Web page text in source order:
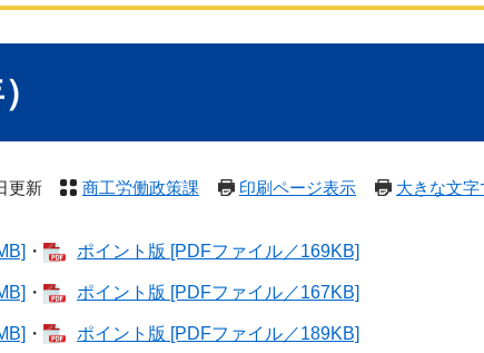
更新 商工労働政策課 印刷ページ表示 大きな文
・ ポイント版 [PDFファイル／169KB]
・ ポイント版 [PDFファイル／167KB]
・ ポイント版 [PDFファイル／189KB]